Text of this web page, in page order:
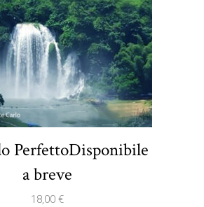
PerfettoDisponibile
a breve
18,00 €